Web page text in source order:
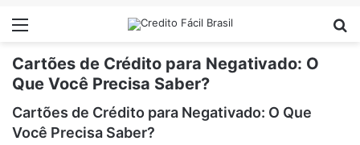
Menu
Cartões de Crédito para Negativado: O
Que Você Precisa Saber?
Cartões de Crédito para Negativado: O Que
Você Precisa Saber?